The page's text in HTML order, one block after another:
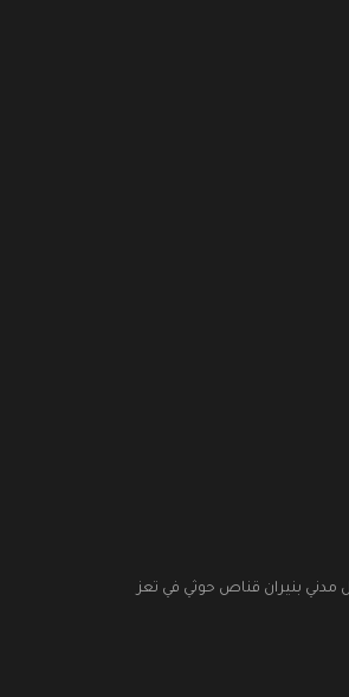
مدني بنيران قناص حوثي في تعز